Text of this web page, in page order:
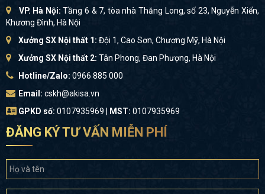
VP. Hà Nội:Tầng 6 & 7, tòa nhà Thăng Long, số 23, Nguyễn Xiển,
Khương Đình, Hà Nội
Xưởng SX Nội thất 1: Đội 1, Cao Sơn, Chương Mỹ, Hà Nội
Xưởng SX Nội thất 2: Tân Phong, Đan Phượng, Hà Nội
Hotline/Zalo: 0966 885 000
Email: cskh@akisa.vn
GPKD số: 0107935969 | MST: 0107935969
ĐĂNG KÝ TƯ VẤN MIỄN PHÍ